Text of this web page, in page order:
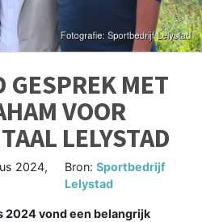
GESPREK MET
VOOR
LELYSTAD
2024,
Bron:Sportbedrijf
Lelystad
2024 vond een belangrijk